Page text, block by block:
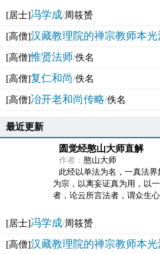
[居士]冯学成/周筱赟
[高僧]汉藏教理院的禅宗教师本
[高僧]惟贤法师/佚名
[高僧]复仁和尚/佚名
[高僧]冶开老和尚传略/佚名
最近更新
圆觉经憨山大师直解
作者： 憨山大师
此经以单法为名，一真法
为宗，以离妄证真为用，以
者，论云所言法者，谓众生
[居士]冯学成/周筱赟
[高僧]汉藏教理院的禅宗教师本